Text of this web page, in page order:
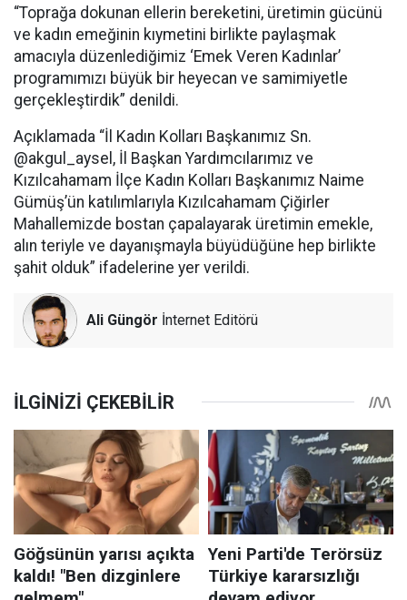
“Toprağa dokunan ellerin bereketini, üretimin gücünü
ve kadın emeğinin kıymetini birlikte paylaşmak
amacıyla düzenlediğimiz ‘Emek Veren Kadınlar’
programımızı büyük bir heyecan ve samimiyetle
gerçekleştirdik” denildi.
Açıklamada “İl Kadın Kolları Başkanımız Sn.
@akgul_aysel, İl Başkan Yardımcılarımız ve
Kızılcahamam İlçe Kadın Kolları Başkanımız Naime
Gümüş’ün katılımlarıyla Kızılcahamam Çiğirler
Mahallemizde bostan çapalayarak üretimin emekle,
alın teriyle ve dayanışmayla büyüdüğüne hep birlikte
şahit olduk” ifadelerine yer verildi.
Ali Güngör İnternet Editörü